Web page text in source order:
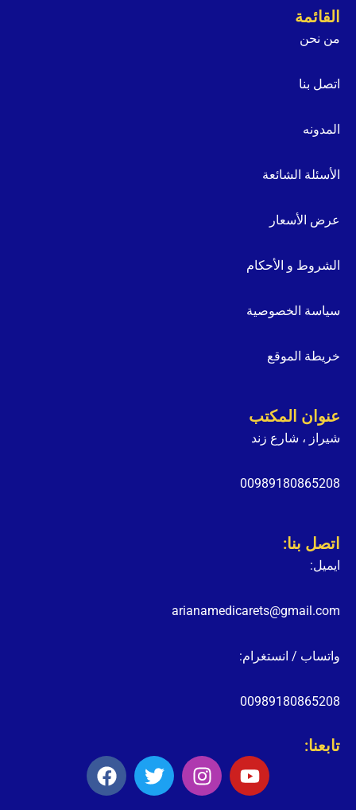
القائمة
من نحن
اتصل بنا
المدونه
الأسئلة الشائعة
عرض الأسعار
الشروط و الأحكام
سياسة الخصوصية
خريطة الموقع
عنوان المكتب
شيراز ، شارع زند
00989180865208
اتصل بنا:
ايميل:
arianamedicarets@gmail.com
واتساب / انستغرام:
00989180865208
تابعنا:
Y
o
I
n
T
w
F
a